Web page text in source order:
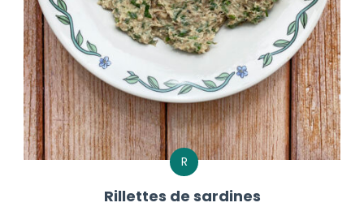
R
Rillettes de sardines